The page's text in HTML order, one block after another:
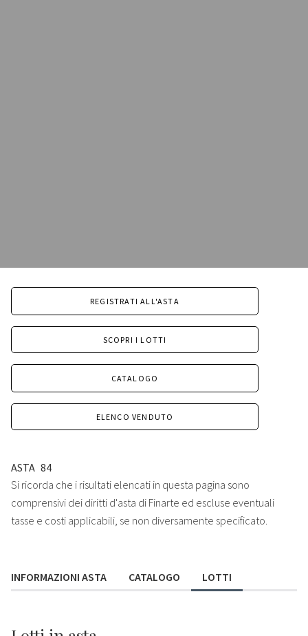
REGISTRATI ALL'ASTA
SCOPRI I LOTTI
CATALOGO
ELENCO VENDUTO
ASTA 84
Si ricorda che i risultati elencati in questa pagina sono
comprensivi dei diritti d'asta di Finarte ed escluse eventuali
tasse e costi applicabili, se non diversamente specificato.
INFORMAZIONI ASTA CATALOGO LOTTI